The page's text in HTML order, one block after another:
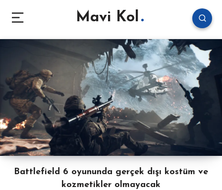
Mavi Kol
Battlefield 6 oyununda gerçek dışı kostüm ve
kozmetikler olmayacak